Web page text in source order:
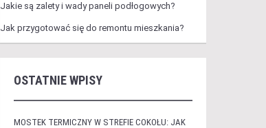
Jakie są zalety i wady paneli podłogowych?
Jak przygotować się do remontu mieszkania?
OSTATNIE WPISY
MOSTEK TERMICZNY W STREFIE COKOŁU: JAK